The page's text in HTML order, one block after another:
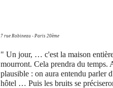
7 rue Robineau - Paris 20ème
" Un jour, … c'est la maison
mourront. Cela prendra du temps.
plausible : on aura entendu parler
hôtel … Puis les bruits se